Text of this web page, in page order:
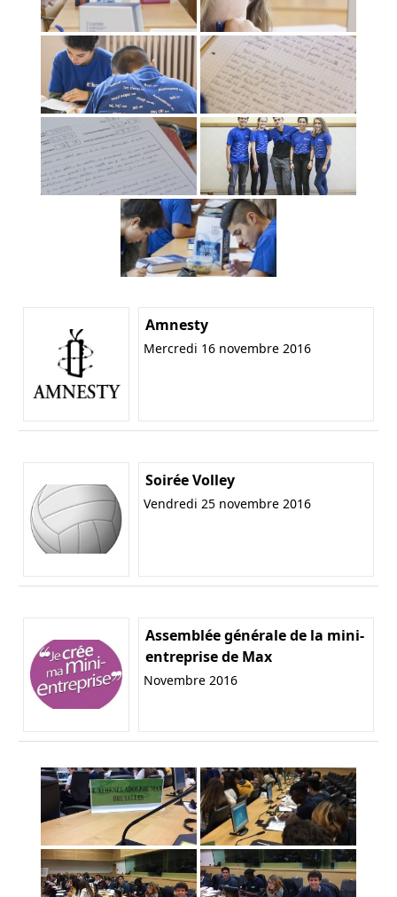
Amnesty
Mercredi 16 novembre 2016
Soirée Volley
Vendredi 25 novembre 2016
Assemblée générale de la mini-
entreprise de Max
Novembre 2016